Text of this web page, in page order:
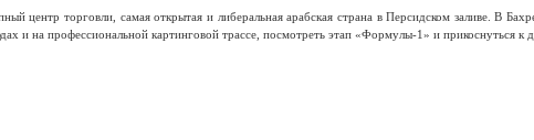
центр торговли, самая открытая и либеральная арабская страна в Персидском заливе. В
и на профессиональной картинговой трассе, посмотреть этап «Формулы-1» и прикоснуться к